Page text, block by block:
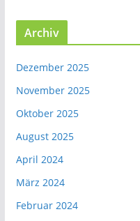
Archiv
Dezember 2025
November 2025
Oktober 2025
August 2025
April 2024
März 2024
Februar 2024